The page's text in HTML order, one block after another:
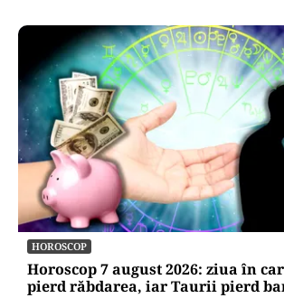
HOROSCOP
Horoscop 7 august 2026: ziua în
pierd răbdarea, iar Taurii pierd